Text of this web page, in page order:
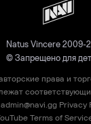
Natus Vincere 2009-
© Запрещено для
права и
admin@navi.gg Privacy
Terms of